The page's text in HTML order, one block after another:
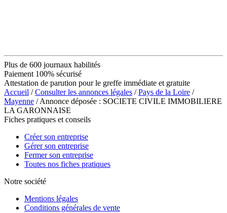
Plus de 600 journaux habilités
Paiement 100% sécurisé
Attestation de parution pour le greffe immédiate et gratuite
Accueil /Consulter les annonces légales /Pays de la Loire /
Mayenne / Annonce déposée : SOCIETE CIVILE IMMOBILIERE
LA GARONNAISE
Fiches pratiques et conseils
Créer son entreprise
Gérer son entreprise
Fermer son entreprise
Toutes nos fiches pratiques
Notre société
Mentions légales
Conditions générales de vente